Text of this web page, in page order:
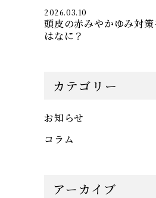
2026.03.10
頭皮の赤みやかゆみ対
はなに？
カテゴリー
お知らせ
コラム
アーカイブ